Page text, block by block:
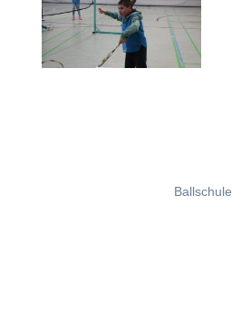
Ballschule